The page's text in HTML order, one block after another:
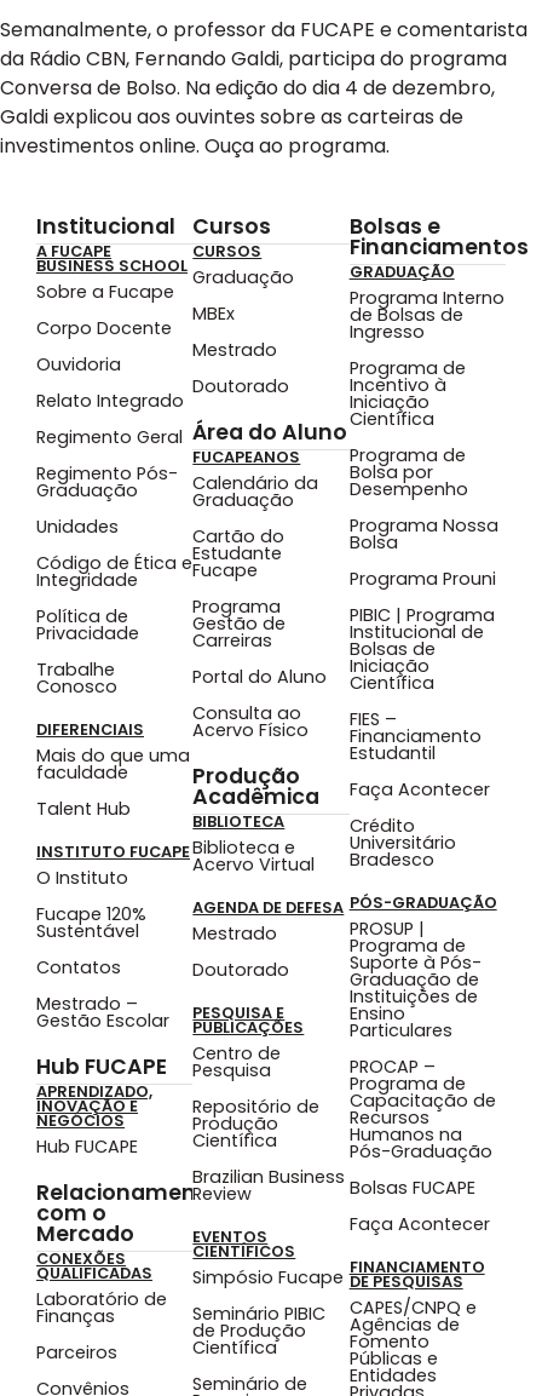
Semanalmente, o professor da FUCAPE e comentarista
da Rádio CBN, Fernando Galdi, participa do programa
Conversa de Bolso. Na edição do dia 4 de dezembro,
Galdi explicou aos ouvintes sobre as carteiras de
investimentos online. Ouça ao programa.
Institucional
A FUCAPE
BUSINESS SCHOOL
Sobre a Fucape
Corpo Docente
Ouvidoria
Relato Integrado
Regimento Geral
Regimento Pós-
Graduação
Unidades
Código de Ética e
Integridade
Política de
Privacidade
Trabalhe
Conosco
DIFERENCIAIS
Mais do que uma
faculdade
Talent Hub
INSTITUTO FUCAPE
O Instituto
Fucape 120%
Sustentável
Contatos
Mestrado –
Gestão Escolar
Hub FUCAPE
APRENDIZADO,
INOVAÇÃO E
NEGÓCIOS
Hub FUCAPE
Relacionamento
com o
Mercado
CONEXÕES
QUALIFICADAS
Laboratório de
Finanças
Parceiros
Convênios
Cursos
CURSOS
Graduação
MBEx
Mestrado
Doutorado
Área do Aluno
FUCAPEANOS
Calendário da
Graduação
Cartão do
Estudante
Fucape
Programa
Gestão de
Carreiras
Portal do Aluno
Consulta ao
Acervo Físico
Produção
Acadêmica
BIBLIOTECA
Biblioteca e
Acervo Virtual
AGENDA DE DEFESA
Mestrado
Doutorado
PESQUISA E
PUBLICAÇÕES
Centro de
Pesquisa
Repositório de
Produção
Científica
Brazilian Business
Review
EVENTOS
CIENTÍFICOS
Simpósio Fucape
Seminário PIBIC
de Produção
Científica
Seminário de
Bolsas e
Financiamentos
GRADUAÇÃO
Programa Interno
de Bolsas de
Ingresso
Programa de
Incentivo à
Iniciação
Científica
Programa de
Bolsa por
Desempenho
Programa Nossa
Bolsa
Programa Prouni
PIBIC | Programa
Institucional de
Bolsas de
Iniciação
Científica
FIES –
Financiamento
Estudantil
Faça Acontecer
Crédito
Universitário
Bradesco
PÓS-GRADUAÇÃO
PROSUP |
Programa de
Suporte à Pós-
Graduação de
Instituições de
Ensino
Particulares
PROCAP –
Programa de
Capacitação de
Recursos
Humanos na
Pós-Graduação
Bolsas FUCAPE
Faça Acontecer
FINANCIAMENTO
DE PESQUISAS
CAPES/CNPQ e
Agências de
Fomento
Públicas e
Entidades